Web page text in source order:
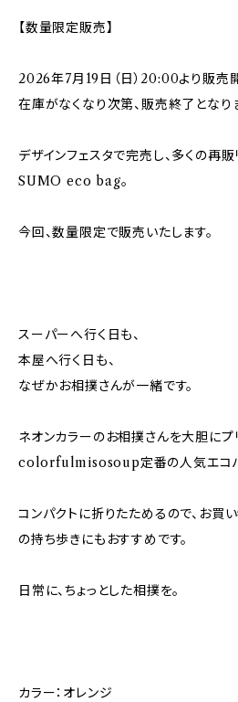
【数量限定販売】
2026年7月19日（日）20:00より販売
在庫がなくなり次第、販売終了となり
デザインフェスタで完売し、多くの再
SUMO eco bag。
今回、数量限定で販売いたします。
スーパーへ行く日も、
本屋へ行く日も、
なぜかお相撲さんが一緒です。
ネオンカラーのお相撲さんを大胆にプ
colorfulmisosoup定番の人気エコバ
コンパクトに折りたためるので、お買
の持ち歩きにもおすすめです。
日常に、ちょっとした相撲を。
カラー：オレンジ